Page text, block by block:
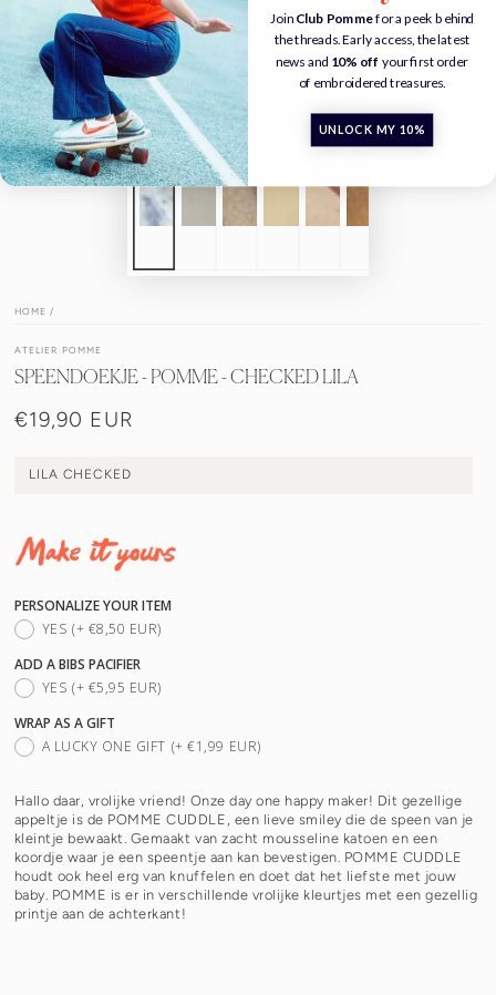
HOME /
ATELIER POMME
SPEENDOEKJE - POMME - CHECKED LILA
Normale
€19,90 EUR
LILA CHECKED
PERSONALIZE YOUR ITEM
YES (+ €8,50 EUR)
ADD A BIBS PACIFIER
YES (+ €5,95 EUR)
WRAP AS A GIFT
A LUCKY ONE GIFT (+ €1,99 EUR)
Hallo daar, vrolijke vriend! Onze day one happy maker! Dit gezellige
appeltje is de POMME CUDDLE, een lieve smiley die de speen van je
kleintje bewaakt. Gemaakt van zacht mousseline katoen en een
koordje waar je een speentje aan kan bevestigen. POMME CUDDLE
houdt ook heel erg van knuffelen en doet dat het liefste met jouw
baby. POMME is er in verschillende vrolijke kleurtjes met een gezellig
printje aan de achterkant!
Join Club Pommefor a peek behind
the threads. Early access, the latest
news and 10% off your first order
of embroidered treasures.
UNLOCK MY 10%